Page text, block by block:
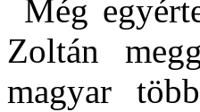
Még
Zoltán
magyar